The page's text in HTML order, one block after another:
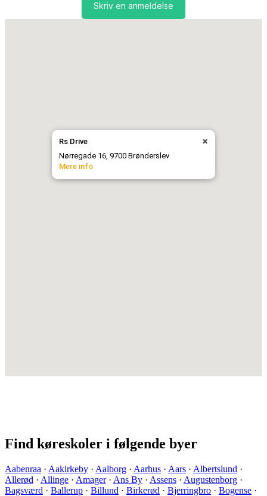
Skriv en anmeldelse
×
Rs Drive
Nørregade 16, 9700 Brønderslev
Mere info
Find køreskoler i følgende byer
Aabenraa · Aakirkeby · Aalborg · Aarhus · Aars · Albertslund ·
Allerød · Allinge · Amager· Ans By · Assens · Augustenborg ·
Bagsværd · Ballerup · Billund · Birkerød · Bjerringbro · Bogense ·